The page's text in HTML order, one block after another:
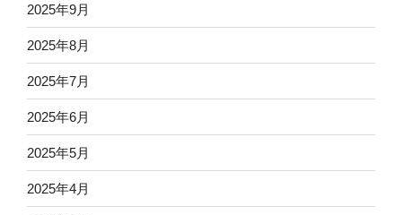
2025年9月
2025年8月
2025年7月
2025年6月
2025年5月
2025年4月